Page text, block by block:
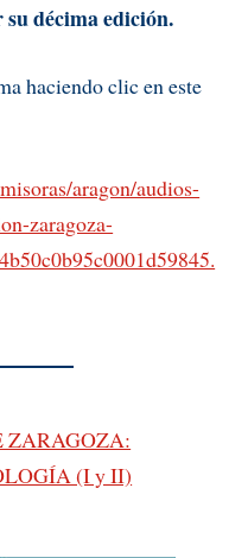
décima edición.
haciendo clic en este
aragon/audios-
zaragoza-
ZARAGOZA:
(I y II)